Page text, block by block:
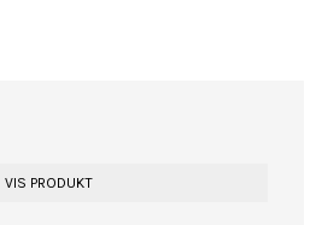
VIS PRODUKT